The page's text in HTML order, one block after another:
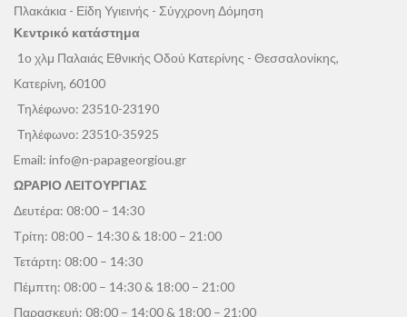
Πλακάκια - Είδη Υγιεινής - Σύγχρονη Δόμηση
Κεντρικό κατάστημα
1ο χλμ Παλαιάς Εθνικής Οδού Κατερίνης - Θεσσαλονίκης,
Κατερίνη, 60100
Τηλέφωνο: 23510-23190
Τηλέφωνο: 23510-35925
Email: info@n-papageorgiou.gr
ΩΡΑΡΙΟ ΛΕΙΤΟΥΡΓΙΑΣ
Δευτέρα: 08:00 – 14:30
Τρίτη: 08:00 – 14:30 & 18:00 – 21:00
Τετάρτη: 08:00 – 14:30
Πέμπτη: 08:00 – 14:30 & 18:00 – 21:00
Παρασκευή: 08:00 – 14:00 & 18:00 – 21:00